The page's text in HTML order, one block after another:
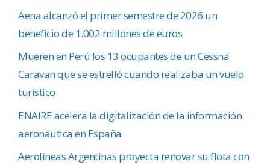
Aena alcanzó el primer semestre de 2026 un
beneficio de 1.002 millones de euros
Mueren en Perú los 13 ocupantes de un Cessna
Caravan que se estrelló cuando realizaba un vuelo
turístico
ENAIRE acelera la digitalización de la información
aeronáutica en España
Aerolíneas Argentinas proyecta renovar su flota con